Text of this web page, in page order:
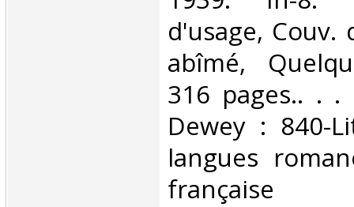
d'usage, Couv.
abîmé,
316 pages.. . .
Dewey : 840-
langues
française‎